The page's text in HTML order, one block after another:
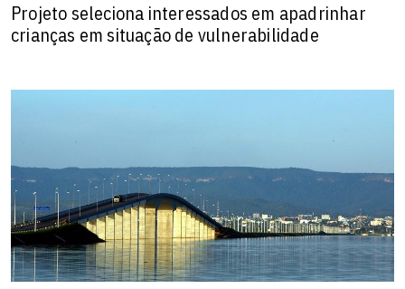
Projeto seleciona interessados em apadrinhar
crianças em situação de vulnerabilidade